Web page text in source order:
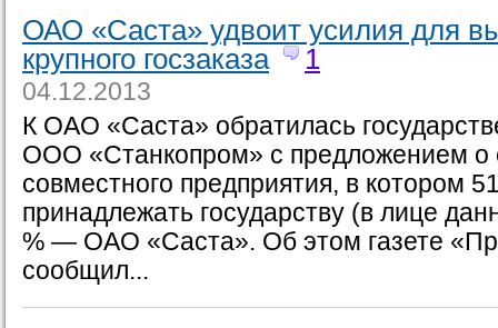
ОАО «Саста» удвоит усилия для
крупного госзаказа
1
04.12.2013
К ОАО «Саста» обратилась
ООО «Станкопром» с предложением о
совместного предприятия, в котором
принадлежать государству (в лице
% — ОАО «Саста». Об этом газете
сообщил...